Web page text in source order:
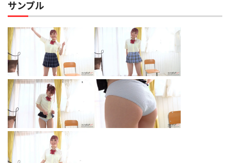
サンプル